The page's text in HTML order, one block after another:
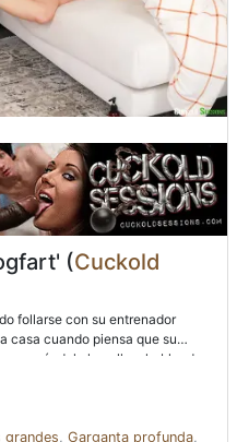
(Cuckold
follarse con su entrenador
casa cuando piensa que su
agarrándole la polla y hablando
sin saber que su marido Silas
que se desvanece y le
saber que ahora está
grandes, Garganta profunda,